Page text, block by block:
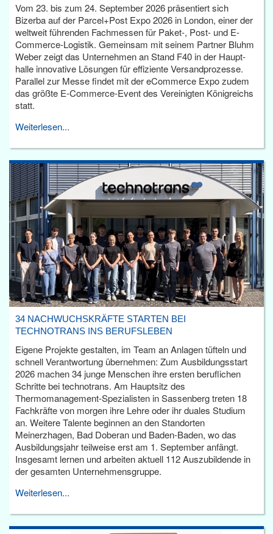
Vom 23. bis zum 24. September 2026 präsentiert sich
Bizerba auf der Parcel+Post Expo 2026 in London, einer der
weltweit führenden Fachmessen für Paket-, Post- und E-
Commerce-Logistik. Gemeinsam mit seinem Partner Bluhm
Weber zeigt das Unternehmen an Stand F40 in der Haupt­
halle innovative Lösungen für effiziente Versandprozesse.
Parallel zur Messe findet mit der eCommerce Expo zudem
das größte E-Commerce-Event des Vereinigten Königreichs
statt.
Weiterlesen...
34 NACHWUCHSKRÄFTE STARTEN BEI
TECHNOTRANS INS BERUFSLEBEN
Eigene Projekte gestalten, im Team an Anlagen tüfteln und
schnell Verantwortung übernehmen: Zum Ausbildungsstart
2026 machen 34 junge Menschen ihre ersten beruflichen
Schritte bei technotrans. Am Hauptsitz des
Thermomanagement-Spezialisten in Sassenberg treten 18
Fachkräfte von morgen ihre Lehre oder ihr duales Studium
an. Weitere Talente beginnen an den Standorten
Meinerzhagen, Bad Doberan und Baden-Baden, wo das
Ausbildungsjahr teilweise erst am 1. September anfängt.
Insgesamt lernen und arbeiten aktuell 112 Auszubildende in
der gesamten Unternehmensgruppe.
Weiterlesen...